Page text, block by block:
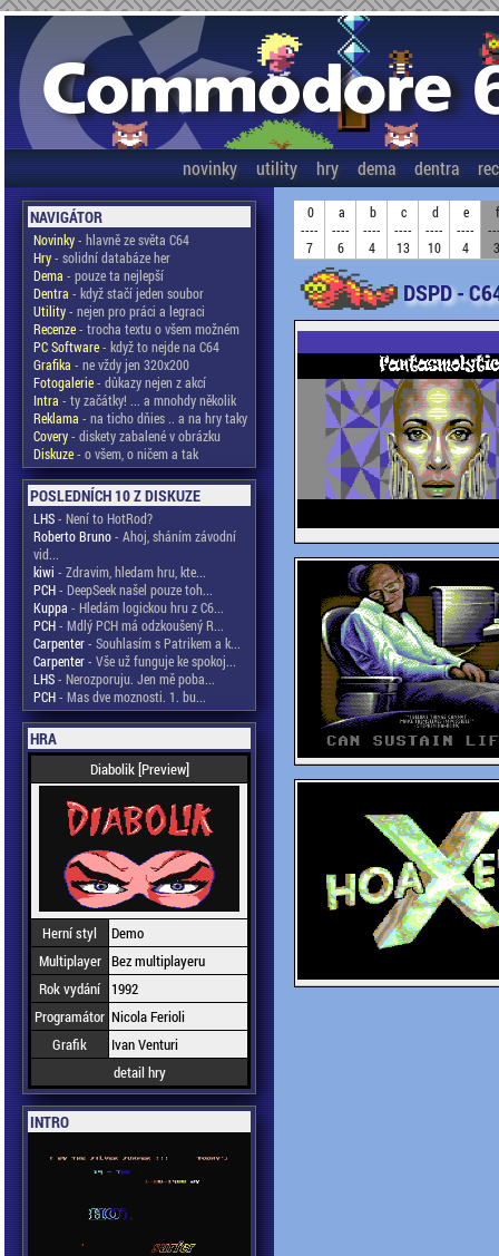
novinky utility hry dema dentra
NAVIGÁTOR
Novinky- hlavně ze světa C64
Hry- solidní databáze her
Dema - pouze ta nejlepší
Dentra - když stačí jeden soubor
Utility- nejen pro práci a legraci
Recenze- trocha textu o všem možném
PC Software- když to nejde na C64
Grafika - ne vždy jen 320x200
Fotogalerie- důkazy nejen z akcí
Intra - ty začátky! ... a mnohdy několik
Reklama - na ticho dňies .. a na hry taky
Covery- diskety zabalené v obrázku
Diskuze- o všem, o ničem a tak
POSLEDNÍCH 10 Z DISKUZE
LHS- Není to HotRod?
Roberto Bruno- Ahoj, sháním závodní
vid...
kiwi - Zdravim, hledam hru, kte...
PCH- DeepSeek našel pouze toh...
Kuppa - Hledám logickou hru z C6...
PCH- Mdlý PCH má odzkoušený R...
Carpenter- Souhlasím s Patrikem a k...
Carpenter- Vše už funguje ke spokoj...
LHS- Nerozporuju. Jen mě poba...
PCH- Mas dve moznosti. 1. bu...
HRA
Diabolik [Preview]
Herní styl
Demo
Multiplayer Bez multiplayeru
Rok vydání
1992
Programátor Nicola Ferioli
Grafik
Ivan Venturi
detail hry
INTRO
0
----
7
a
----
6
b
----
4
c
----
13
d
----
10
e
----
4
f
3
DSPD -